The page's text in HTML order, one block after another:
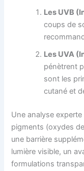
Les UVB
coups de
Les UVA
pénètrent
sont les
cutané et
Une analyse
pigments (oxydes
une barrière
lumière visible, un
formulations